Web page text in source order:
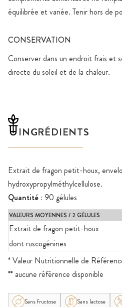
équilibrée et variée. Tenir hors de
CONSERVATION
Conserver dans un endroit frais et
directe du soleil et de la chaleur.
INGRÉDIENTS
Extrait de fragon petit-houx,
hydroxypropylméthylcellulose.
Quantité : 90 gélules
VALEURS MOYENNES / 2 GÉLULES
Extrait de fragon petit-houx
dont ruscogénines
* Valeur Nutritionnelle de
** aucune référence disponible
Sans fructose Sans lactose